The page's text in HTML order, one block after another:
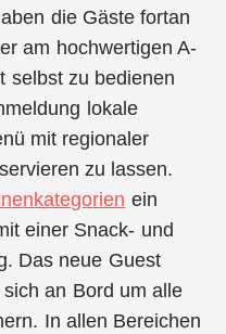
die Gäste fortan
am hochwertigen A-
selbst zu bedienen
lokale
mit regionaler
zu lassen.
ein
einer Snack- und
Das neue Guest
an Bord um alle
In allen Bereichen